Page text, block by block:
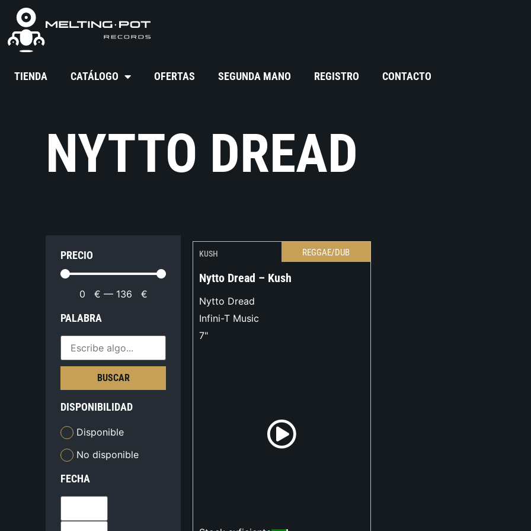
TIENDA CATÁLOGO OFERTAS SEGUNDA MANO REGISTRO CONTACTO
NYTTO DREAD
PRECIO
0 € — 136 €
PALABRA
BUSCAR
DISPONIBILIDAD
Disponible
No disponible
FECHA
KUSH REGGAE/DUB
Nytto Dread – Kush
Nytto Dread
Infini-T Music
7"